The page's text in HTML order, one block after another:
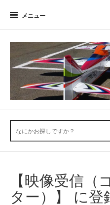
メニュー
【映像受信（
ター）】 に